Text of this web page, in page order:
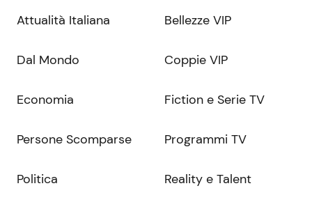
Attualità Italiana
Dal Mondo
Economia
Persone Scomparse
Politica
Bellezze VIP
Coppie VIP
Fiction e Serie TV
Programmi TV
Reality e Talent